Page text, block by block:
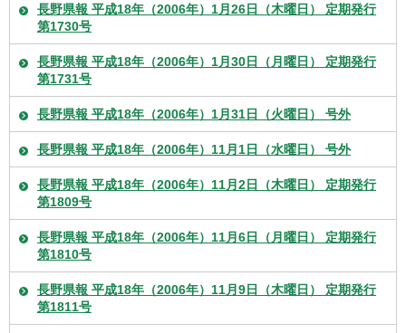
長野県報 平成18年（2006年）1月26日（木曜日） 定期発行
第1730号
長野県報 平成18年（2006年）1月30日（月曜日） 定期発行
第1731号
長野県報 平成18年（2006年）1月31日（火曜日） 号外
長野県報 平成18年（2006年）11月1日（水曜日） 号外
長野県報 平成18年（2006年）11月2日（木曜日） 定期発行
第1809号
長野県報 平成18年（2006年）11月6日（月曜日） 定期発行
第1810号
長野県報 平成18年（2006年）11月9日（木曜日） 定期発行
第1811号